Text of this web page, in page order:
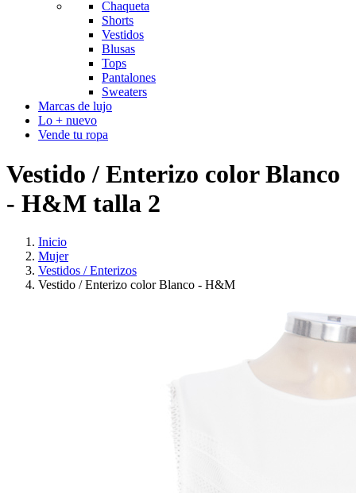
Chaqueta
Shorts
Vestidos
Blusas
Tops
Pantalones
Sweaters
Marcas de lujo
Lo + nuevo
Vende tu ropa
Vestido / Enterizo color Blanco
- H&M talla 2
Inicio
Mujer
Vestidos / Enterizos
Vestido / Enterizo color Blanco - H&M